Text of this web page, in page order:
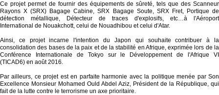
Ce projet permet de fournir des équipements de sûreté, tels que des Scanneur
Rayons X (SRX) Bagage Cabine, SRX Bagage Soute, SRX Fret, Portique de
détection métallique, Détecteur de traces d'explosifs, etc…à l'Aéroport
International de Nouakchott, celui de Nouadhibou et celui d'Atar.
Ainsi, ce projet incarne l'intention du Japon qui souhaite contribuer à la
consolidation des bases de la paix et de la stabilité en Afrique, exprimée lors de la
Conférence Internationale de Tokyo sur le Développement de l'Afrique VI
(TICAD6) en août 2016.
Par ailleurs, ce projet est en parfaite harmonie avec la politique menée par Son
Excellence Monsieur Mohamed Ould Abdel Aziz, Président de la République, qui
fait de la lutte contre le terrorisme un axe prioritaire.